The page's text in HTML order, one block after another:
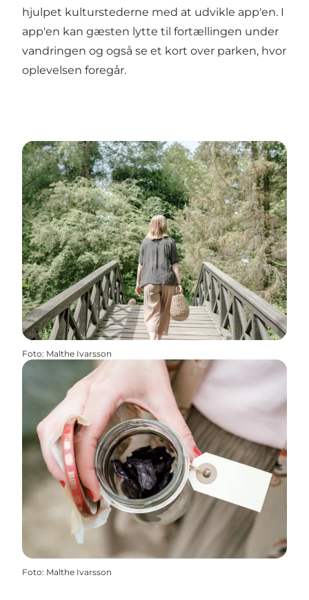
hjulpet kulturstederne med at udvikle app'en. I
app'en kan gæsten lytte til fortællingen under
vandringen og også se et kort over parken, hvor
oplevelsen foregår.
Foto: Malthe Ivarsson
Foto: Malthe Ivarsson